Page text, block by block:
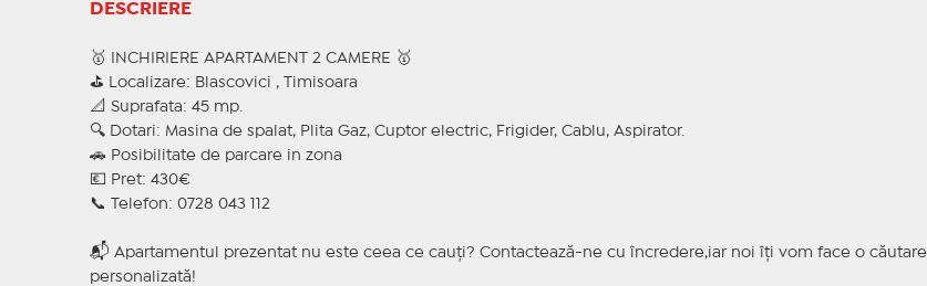
DESCRIERE
🥇 INCHIRIERE APARTAMENT 2 CAMERE 🥇
⛳ Localizare: Blascovici , Timisoara
📐 Suprafata: 45 mp.
🔍 Dotari: Masina de spalat, Plita Gaz, Cuptor electric, Frigider, Cablu, Aspirator.
🚗 Posibilitate de parcare in zona
💶 Pret: 430€
📞 Telefon: 0728 043 112
📬 Apartamentul prezentat nu este ceea ce cauți? Contactează-ne cu încredere,iar noi îți vom face o căutare
personalizată!